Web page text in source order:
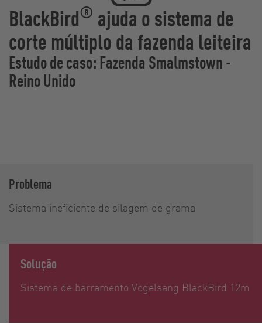
BlackBird® ajuda o sistema de
corte múltiplo da fazenda leiteira
Estudo de caso: Fazenda Smalmstown -
Reino Unido
Problema
Sistema ineficiente de silagem de grama
Solução
Sistema de barramento Vogelsang BlackBird 12m